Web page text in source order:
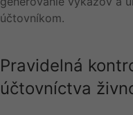
účtovníkom.
Pravidelná
účtovníctva